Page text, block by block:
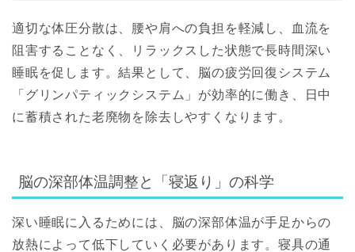
適切な体圧分散は、腰や肩への負担を軽減し、血流を
阻害することなく、リラックスした状態で長時間深い
睡眠を促します。結果として、脳の疲労回復システム
「グリンパティックシステム」が効率的に働き、日中
に蓄積された老廃物を除去しやすくなります。
脳の深部体温調整と「寝返り」の科学
深い睡眠に入るためには、脳の深部体温が手足からの
放熱によって低下していく必要があります。寝具の通